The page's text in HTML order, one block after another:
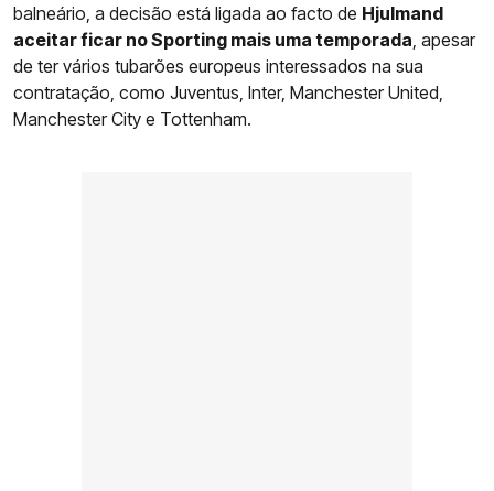
balneário, a decisão está ligada ao facto de Hjulmand
aceitar ficar no Sporting mais uma temporada, apesar
de ter vários tubarões europeus interessados na sua
contratação, como Juventus, Inter, Manchester United,
Manchester City e Tottenham.